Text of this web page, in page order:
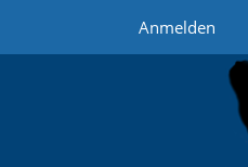
Anmelden